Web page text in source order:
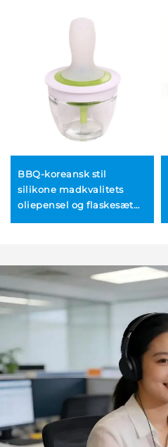
BBQ-koreansk stil
silikone madkvalitets
oliepensel og flaskesæt